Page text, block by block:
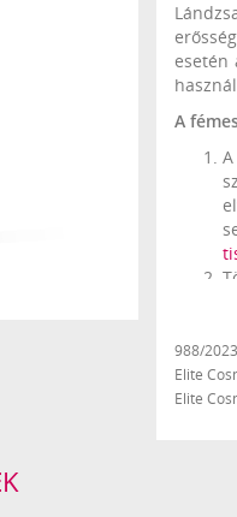
esetén
A
988/
Elite
Elite